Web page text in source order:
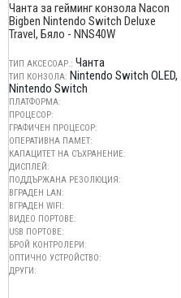
Чанта за гейминг конзола Nacon
Bigben Nintendo Switch Deluxe
Travel, Бяло - NNS40W
ТИП АКСЕСОАР.: Чанта
ТИП КОНЗОЛА: Nintendo Switch OLED
Nintendo Switch
ПЛАТФОРМА:
ПРОЦЕСОР:
ГРАФИЧЕН ПРОЦЕСОР:
ОПЕРАТИВНА ПАМЕТ:
КАПАЦИТЕТ НА СЪХРАНЕНИЕ:
ДИСПЛЕЙ:
ПОДДЪРЖАНА РЕЗОЛЮЦИЯ:
ВГРАДЕН LAN:
ВГРАДЕН WIFI:
ВИДЕО ПОРТОВЕ:
USB ПОРТОВЕ:
БРОЙ КОНТРОЛЕРИ:
ОПТИЧНО УСТРОЙСТВО:
ДРУГИ: